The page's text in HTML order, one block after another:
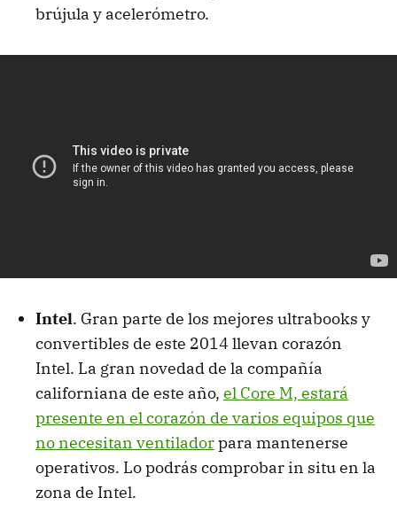
brújula y acelerómetro.
Intel. Gran parte de los mejores ultrabooks y
convertibles de este 2014 llevan corazón
Intel. La gran novedad de la compañía
californiana de este año, el Core M, estará
presente en el corazón de varios equipos que
no necesitan ventiladorpara mantenerse
operativos. Lo podrás comprobar in situ en la
zona de Intel.